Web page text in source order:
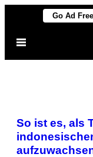
content
Go Ad Free
Open
So ist es, als